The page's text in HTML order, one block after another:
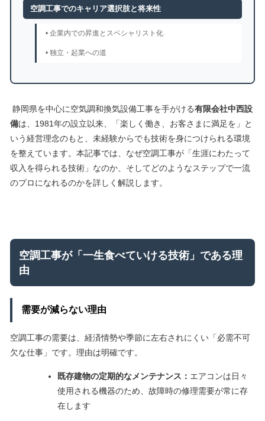
空調工事でのキャリア選択肢と将来性
• 企業内での昇進とスペシャリスト化
• 独立・起業への道
静岡県を中心に空気調和換気設備工事を手がける有限会社中西設
備は、1981年の設立以来、「楽しく働き、お客さまに満足を」と
いう経営理念のもと、未経験からでも技術を身につけられる環境
を整えています。本記事では、なぜ空調工事が「生涯にわたって
収入を得られる技術」なのか、そしてどのようなステップで一流
のプロになれるのかを詳しく解説します。
空調工事が「一生食べていける技術」である理
由
需要が減らない理由
空調工事の需要は、経済情勢や季節に左右されにくい「必需不可
欠な仕事」です。理由は明確です。
既存建物の定期的なメンテナンス： エアコンは日々
使用される機器のため、故障時の修理需要が常に存
在します